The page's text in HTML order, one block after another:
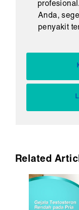
Anda,
penyakit
Related